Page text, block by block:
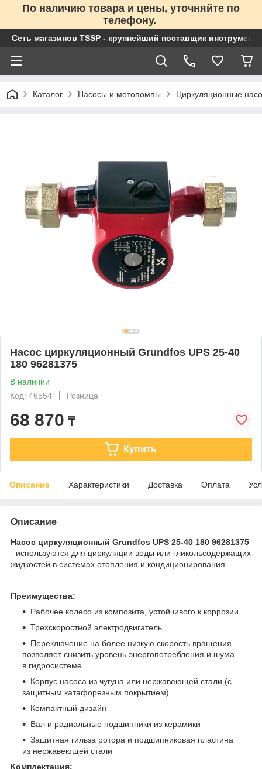
По наличию товара и цены, уточняйте по
телефону.
Сеть магазинов TSSP - крупнейший поставщик
Каталог Насосы и мотопомпы Циркуляционные
Насос циркуляционный Grundfos UPS 25-40
180 96281375
В наличии
Код: 46554
Розница
68 870 ₸
Купить
Описание Характеристики Доставка Оплата
Описание
Насос циркуляционный Grundfos UPS 25-40 180 96281375
- используются для циркуляции воды или гликольсодержащих
жидкостей в системах отопления и кондиционирования.
Преимущества:
Рабочее колесо из композита, устойчивого к коррозии
Трехскоростной электродвигатель
Переключение на более низкую скорость вращения
позволяет снизить уровень энергопотребления и шума
в гидросистеме
Корпус насоса из чугуна или нержавеющей стали (с
защитным катафорезным покрытием)
Компактный дизайн
Вал и радиальные подшипники из керамики
Защитная гильза ротора и подшипниковая пластина
из нержавеющей стали
Комплектация: